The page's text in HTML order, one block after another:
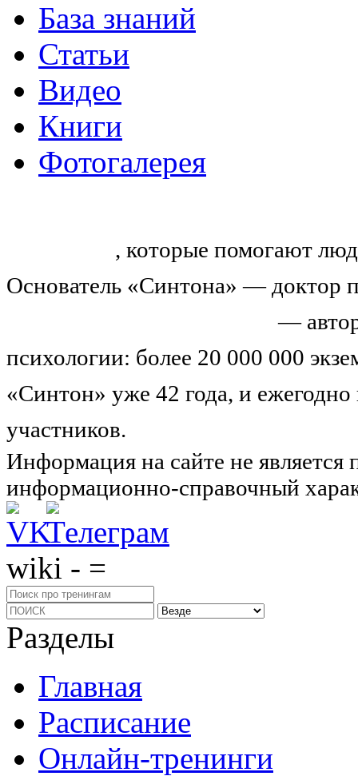
База знаний
Статьи
Видео
Книги
Фотогалерея
, которые помогают
Основатель «Синтона» — доктор
—
психологии: более 20 000 000
«Синтон» уже 42 года, и
участников.
Информация на сайте не
информационно-справочный
wiki - =
Разделы
Главная
Расписание
Онлайн-тренинги